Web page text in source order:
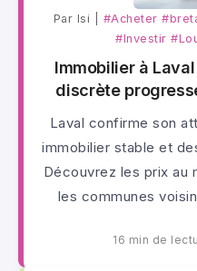
Par lsi | #Acheter
#Investir
Immobilier à
discrète
Laval confirme son
immobilier stable et
Découvrez les prix au
les communes
16 min de